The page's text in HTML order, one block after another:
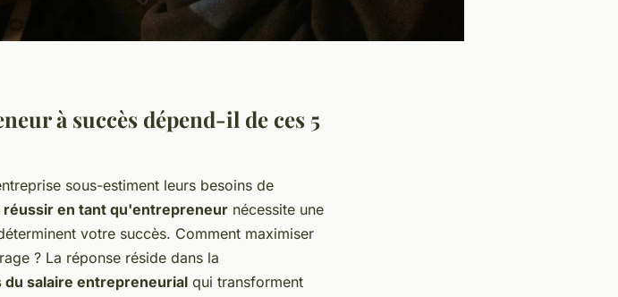
à succès dépend-il de ces 5
sous-estiment leurs besoins de
réussir en tant qu'entrepreneur nécessite une
votre succès. Comment maximiser
? La réponse réside dans la
salaire entrepreneurial qui transforment